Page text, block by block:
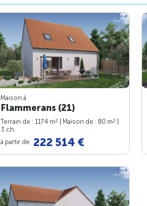
Maison à
Flammerans (21)
Terrain de : 1174 m2 | Maison de : 80 m2
3 ch.
à partir de 222 514 €